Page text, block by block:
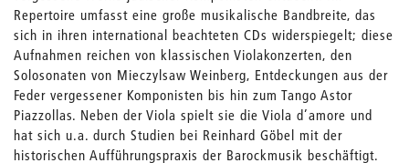
Repertoire umfasst eine große musikalische Bandbreite, das
sich in ihren international beachteten CDs widerspiegelt; diese
Aufnahmen reichen von klassischen Violakonzerten, den
Solosonaten von Mieczylsaw Weinberg, Entdeckungen aus der
Feder vergessener Komponisten bis hin zum Tango Astor
Piazzollas. Neben der Viola spielt sie die Viola d’amore und
hat sich u.a. durch Studien bei Reinhard Göbel mit der
historischen Aufführungspraxis der Barockmusik beschäftigt.